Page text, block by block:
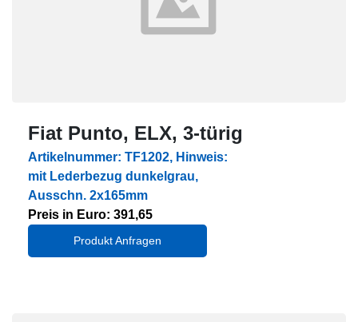
Fiat Punto, ELX, 3-türig
Artikelnummer: TF1202, Hinweis:
mit Lederbezug dunkelgrau,
Ausschn. 2x165mm
Preis in Euro: 391,65
Produkt Anfragen